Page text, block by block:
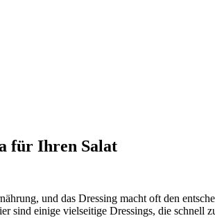
für Ihren Salat
und das Dressing macht oft den
sind einige vielseitige Dressings, die schnell